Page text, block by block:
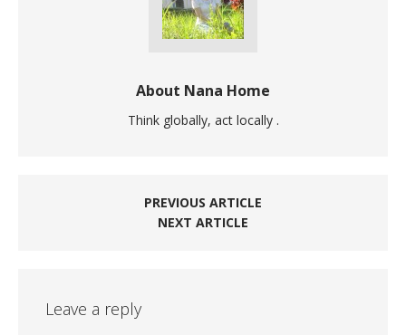
About Nana Home
Think globally, act locally .
PREVIOUS ARTICLE
NEXT ARTICLE
Leave a reply